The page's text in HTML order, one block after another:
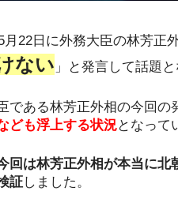
月22日に外務大臣の林芳正
ない 」と発言して話題と
である林芳正外相の今回の
ども浮上する状況となって
回は林芳正外相が本当に北
証しました。